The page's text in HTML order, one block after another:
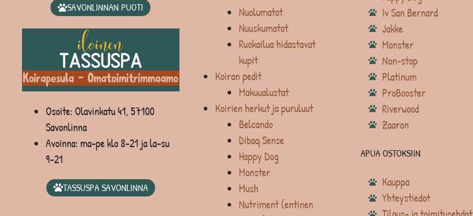
SAVONLINNAN PUOTI
Osoite: Olavinkatu 41, 57100
Savonlinna
Avoinna: ma-pe klo 8-21 ja la-su
9-21
TASSUSPA SAVONLINNA
Nuolumatot
Nuuskumatot
Ruokailua hidastavat
kupit
Koiran pedit
Makuualustat
Koirien herkut ja puruluut
Belcando
Dibaq Sense
Happy Dog
Monster
Mush
Nutriment (entinen
Iv San Bernard
Jakke
Monster
Non-stop
Platinum
ProBooster
Riverwood
Zaaron
APUA OSTOKSIIN
Kauppa
Yhteystiedot